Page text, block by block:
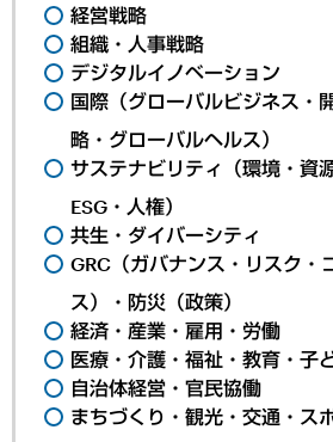
経営戦略
組織・人事戦略
デジタルイノベーション
国際（グローバルビジネス・
略・グローバルヘルス）
サステナビリティ（環境・資
ESG・人権）
共生・ダイバーシティ
GRC（ガバナンス・リスク・
ス）・防災（政策）
経済・産業・雇用・労働
医療・介護・福祉・教育・子
自治体経営・官民協働
まちづくり・観光・交通・ス